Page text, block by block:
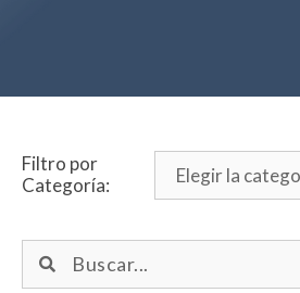
Filtro por
Categoría: